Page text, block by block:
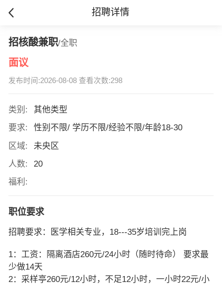
招聘详情
招核酸兼职/全职
面议
发布时间:2026-08-08 查看次数:298
类别:
其他类型
要求:
性别不限/ 学历不限/经验不限/年龄18-30
区域:
未央区
人数:
20
福利:
职位要求
招聘要求：医学相关专业，18---35岁培训完上岗
1：工资：隔离酒店260元/24小时（随时待命） 要求最
少做14天
2：采样亭260元/12小时，不足12小时，一小时22元/小